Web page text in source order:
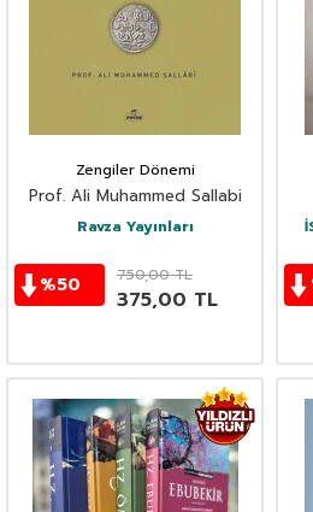
Zengiler Dönemi
Prof. Ali Muhammed Sallabi
Ravza Yayınları
%50 750,00TL
375,00 TL